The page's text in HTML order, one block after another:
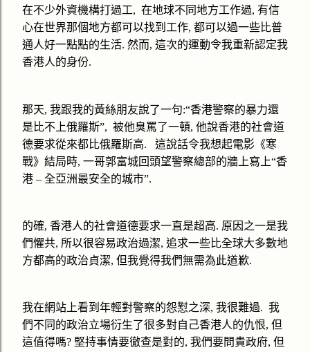
在不少外資機構打過工, 在地球不同地方工作過, 有信
心在世界那個地方都可以找到工作, 都可以過一些比普
通人好一點點的生活. 然而, 這次的運動令我重新認定我
香港人的身份.
那天, 我跟我的黃絲朋友說了一句:“香港警察的暴力還
是比不上俄羅斯”, 被他臭罵了一頓, 他說香港的社會道
德要求從來都比俄羅斯高.
這說話令我想起電影《寒
戰》結局時, 一哥郭富城回頭望警察總部的牆上寫上“香
港 – 全亞洲最安全的城市”.
的確, 香港人的社會道德要求一直是超高. 原因之一是我
們懼共, 所以很容易政治過潔, 追求一些比全球大多數地
方都高的政治貞潔, 但我覺得我們無需為此道歉.
我在網站上看到年輕對警察的怨懟之深, 我很難過. 我
們不同的政治立場衍生了很多對自己香港人的仇恨, 但
這值得嗎? 堅持事情要徹查是對的, 我們要問貴政府, 但